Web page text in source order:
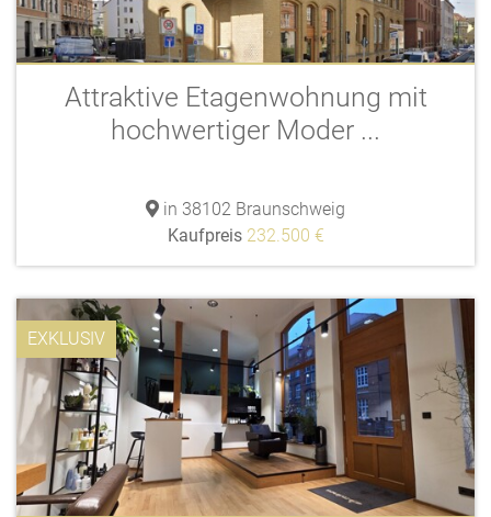
Attraktive Etagenwohnung mit
hochwertiger Moder ...
in 38102 Braunschweig
Kaufpreis 232.500 €
EXKLUSIV